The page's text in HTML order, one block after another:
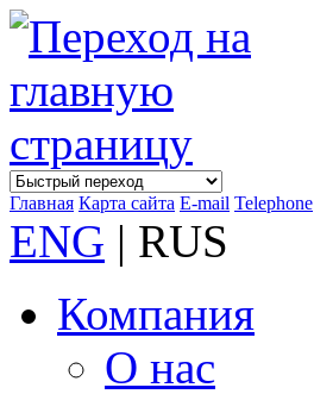
Главная Карта сайта E-mail Telephone
ENG | RUS
Компания
О нас